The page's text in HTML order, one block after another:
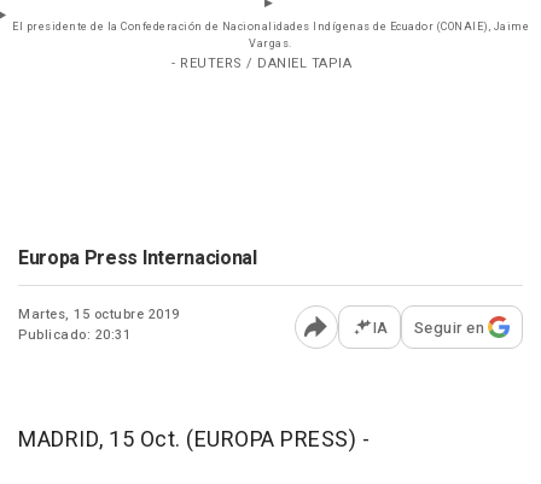
El presidente de la Confederación de Nacionalidades Indígenas de Ecuador (CONAIE), Jaime
Vargas.
- REUTERS / DANIEL TAPIA
Europa Press Internacional
Martes, 15 octubre 2019
Publicado: 20:31
Abrir opciones para
IA Seguir en
MADRID, 15 Oct. (EUROPA PRESS) -